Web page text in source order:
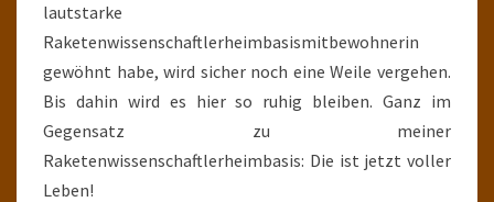
lautstarke
Raketenwissenschaftlerheimbasismitbewohnerin
gewöhnt habe, wird sicher noch eine Weile vergehen.
Bis dahin wird es hier so ruhig bleiben. Ganz im
Gegensatz zu meiner
Raketenwissenschaftlerheimbasis: Die ist jetzt voller
Leben!